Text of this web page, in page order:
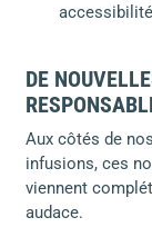
DE
Aux côtés de
infusions, ces
viennent
audace.